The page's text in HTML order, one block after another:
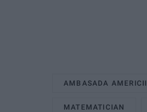
AMBASADA AMERICII
MATEMATICIAN